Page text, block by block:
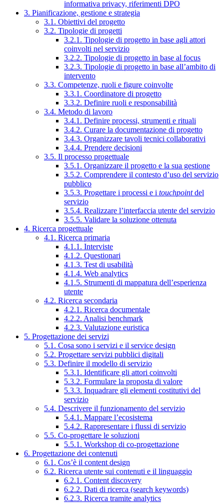
informativa privacy, riferimenti DPO
3. Pianificazione, gestione e strategia
3.1. Obiettivi del progetto
3.2. Tipologie di progetti
3.2.1. Tipologie di progetto in base agli attori
coinvolti nel servizio
3.2.2. Tipologie di progetto in base al focus
3.2.3. Tipologie di progetto in base all’ambito di
intervento
3.3. Competenze, ruoli e figure coinvolte
3.3.1. Coordinatore di progetto
3.3.2. Definire ruoli e responsabilità
3.4. Metodo di lavoro
3.4.1. Definire processi, strumenti e rituali
3.4.2. Curare la documentazione di progetto
3.4.3. Organizzare tavoli tecnici collaborativi
3.4.4. Prendere decisioni
3.5. Il processo progettuale
3.5.1. Organizzare il progetto e la sua gestione
3.5.2. Comprendere il contesto d’uso del servizio
pubblico
3.5.3. Progettare i processi e i touchpointdel
servizio
3.5.4. Realizzare l’interfaccia utente del servizio
3.5.5. Validare la soluzione ottenuta
4. Ricerca progettuale
4.1. Ricerca primaria
4.1.1. Interviste
4.1.2. Questionari
4.1.3. Test di usabilità
4.1.4. Web analytics
4.1.5. Strumenti di mappatura dell’esperienza
utente
4.2. Ricerca secondaria
4.2.1. Ricerca documentale
4.2.2. Analisi benchmark
4.2.3. Valutazione euristica
5. Progettazione dei servizi
5.1. Cosa sono i servizi e il service design
5.2. Progettare servizi pubblici digitali
5.3. Definire il modello di servizio
5.3.1. Identificare gli attori coinvolti
5.3.2. Formulare la proposta di valore
5.3.3. Inquadrare gli elementi costitutivi del
servizio
5.4. Descrivere il funzionamento del servizio
5.4.1. Mappare l’ecosistema
5.4.2. Rappresentare i flussi di servizio
5.5. Co-progettare le soluzioni
5.5.1. Workshop di co-progettazione
6. Progettazione dei contenuti
6.1. Cos’è il content design
6.2. Ricerca utente sui contenuti e il linguaggio
6.2.1. Content discovery
6.2.2. Dati di ricerca (search keywords)
6.2.3. Ricerca tramite analytics